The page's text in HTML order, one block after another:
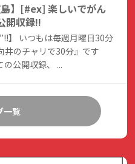
】[#ex] 楽しいでがん
開収録!!
】 いつもは毎週月曜日30分
井のチャリで30分』です
公開収録、 ...
一覧